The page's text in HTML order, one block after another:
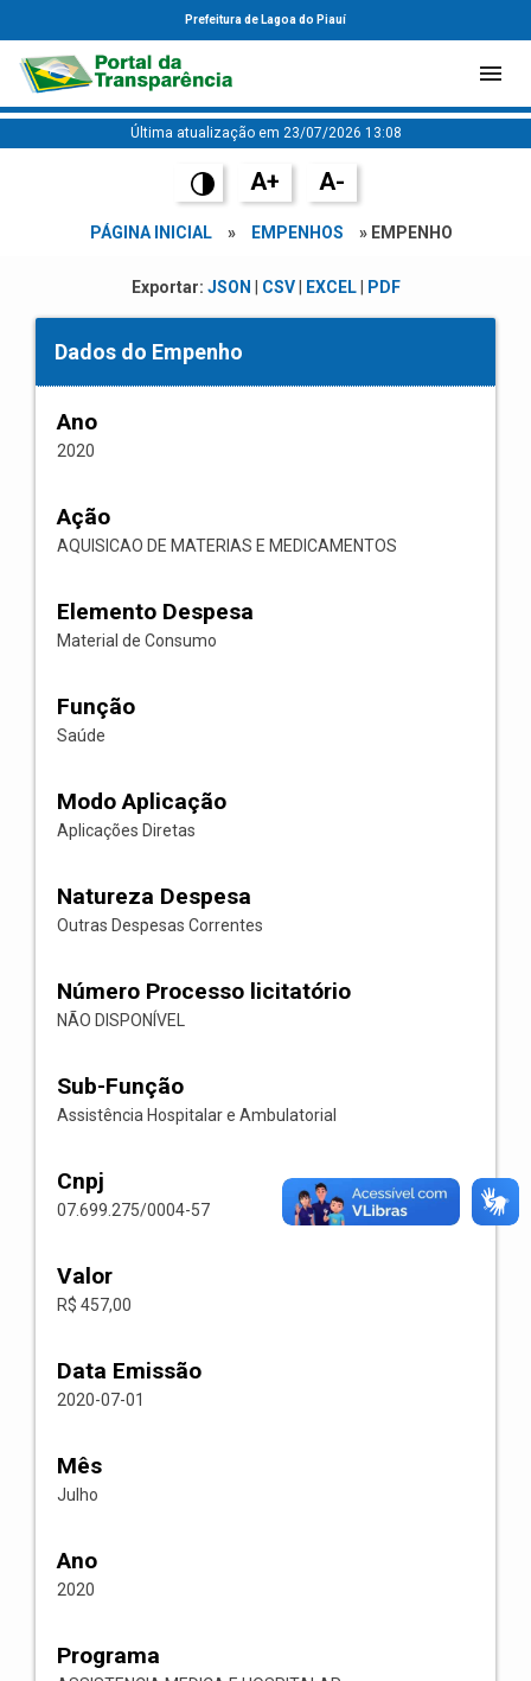
Prefeitura de Lagoa do Piauí
Última atualização em 23/07/2026 13:08
A+ A-
PÁGINA INICIAL » EMPENHOS » EMPENHO
Exportar: JSON CSV| EXCEL| PDF
Dados do Empenho
Ano
2020
Ação
AQUISICAO DE MATERIAS E MEDICAMENTOS
Elemento Despesa
Material de Consumo
Função
Saúde
Modo Aplicação
Aplicações Diretas
Natureza Despesa
Outras Despesas Correntes
Número Processo licitatório
NÃO DISPONÍVEL
Sub-Função
Assistência Hospitalar e Ambulatorial
Cnpj
07.699.275/0004-57
Valor
R$ 457,00
Data Emissão
2020-07-01
Mês
Julho
Ano
2020
Programa